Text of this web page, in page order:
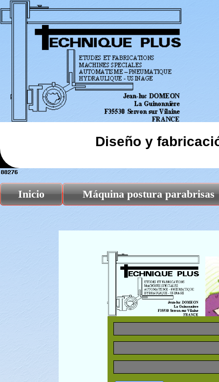
Máquina postura parabrisas
Inicio
Diseño y